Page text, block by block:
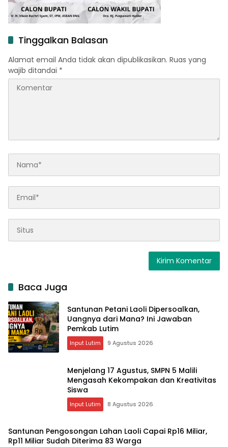
Tinggalkan Balasan
Alamat email Anda tidak akan dipublikasikan. Ruas yang
wajib ditandai *
Baca Juga
Santunan Petani Laoli Dipersoalkan,
Uangnya dari Mana? Ini Jawaban
Pemkab Lutim
Input Lutim 9 Agustus 2026
Menjelang 17 Agustus, SMPN 5 Malili
Mengasah Kekompakan dan Kreativitas
Siswa
Input Lutim 8 Agustus 2026
Santunan Pengosongan Lahan Laoli Capai Rp16 Miliar,
Rp11 Miliar Sudah Diterima 83 Warga